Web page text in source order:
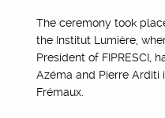
The ceremony took
the Institut Lumière,
President of FIPRESCI,
Azéma and Pierre Arditi
Frémaux.